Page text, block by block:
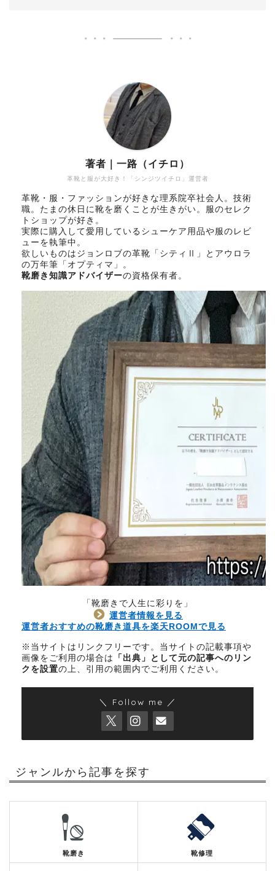
革靴と服が大好き！「シンジツイチロ」運営者
著者｜一路（イチロ）
革靴・服・ファッションが好きな理系院卒社会人。技術
職。たまの休日に靴を磨くことが生きがい。服のセレク
トショップが好き。
実際に購入して愛用しているシューケア用品や服のレビ
ューを執筆中。
欲しいものはジョンロブの革靴「シティⅡ」とアウロラ
の万年筆「オプティマ」。
靴磨き知識アドバイザーの資格保有者。
「靴磨きで人生に彩りを」
運営者情報を見る
運営者おすすめの靴磨き道具を楽天ROOMで見る
※当サイトはリンクフリーです。当サイトの記載事項や
画像をご利用の場合は
「出典」として元の記事へのリン
クを設置の上、引用の範囲内でご利用ください。
＼ Follow me ／
ジャンルから記事を探す
靴磨き 靴修理